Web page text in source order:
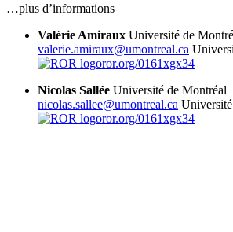
…plus d’informations
Valérie Amiraux Université de
valerie.amiraux@umontreal.ca
ror.org/0161xgx34
Nicolas Sallée Université de Montréal
nicolas.sallee@umontreal.ca
ror.org/0161xgx34